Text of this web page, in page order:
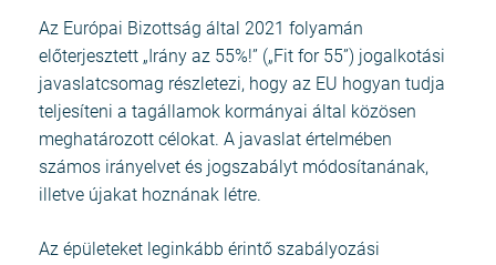
Az Európai Bizottság által 2021 folyamán
előterjesztett „Irány az 55%!” („Fit for 55”) jogalkotási
javaslatcsomag részletezi, hogy az EU hogyan tudja
teljesíteni a tagállamok kormányai által közösen
meghatározott célokat. A javaslat értelmében
számos irányelvet és jogszabályt módosítanának,
illetve újakat hoznának létre.
Az épületeket leginkább érintő szabályozási